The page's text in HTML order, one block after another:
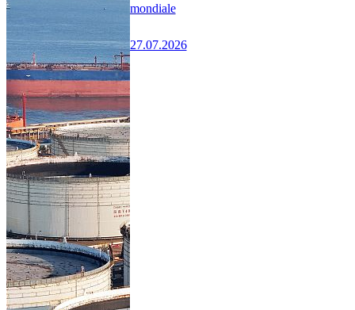
mondiale
27.07.2026